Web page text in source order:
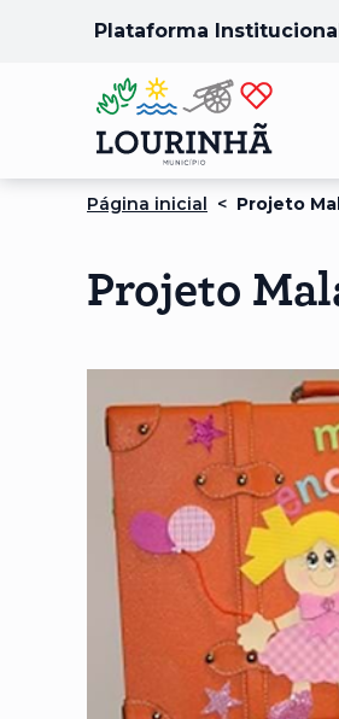
Plataforma
Página inicial < Projeto
Projeto